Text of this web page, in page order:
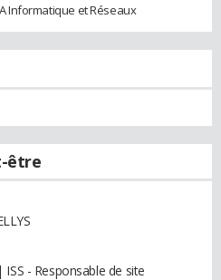
Informatique et Réseaux
être
- Responsable de site